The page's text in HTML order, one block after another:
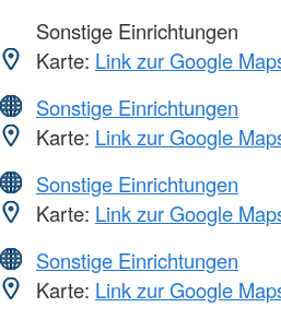
Sonstige Einrichtungen
Karte: Link zur Google
Sonstige Einrichtungen
Karte: Link zur Google
Sonstige Einrichtungen
Karte: Link zur Google
Sonstige Einrichtungen
Karte: Link zur Google